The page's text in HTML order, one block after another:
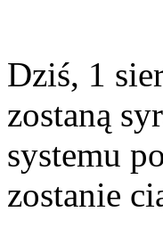
Dziś, 1
zostaną
systemu
zostanie